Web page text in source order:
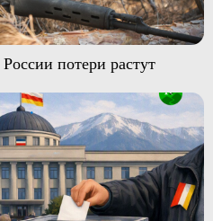
потери растут